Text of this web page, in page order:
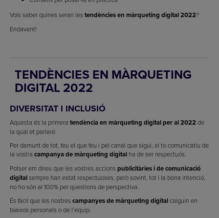
Vols saber quines seran les tendències en màrqueting digital 2022?
Endavant!
TENDÈNCIES EN MÀRQUETING
DIGITAL 2022
DIVERSITAT I INCLUSIÓ
Aquesta és la primera tendència en màrqueting digital per al 2022 de
la qual et parlaré.
Per damunt de tot, feu el que feu i pel canal que sigui, el to comunicatiu de
la vostra campanya de màrqueting digital ha de ser respectuós.
Potser em direu que les vostres accions publicitàries i de comunicació
digitalsempre han estat respectuoses, però sovint, tot i la bona intenció,
no ho són al 100% per qüestions de perspectiva.
És fàcil que les nostres campanyes de màrqueting digitalcaiguin en
biaixos personals o de l’equip.